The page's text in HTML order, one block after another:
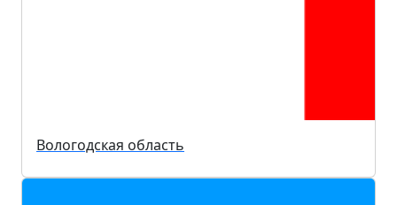
Вологодская область